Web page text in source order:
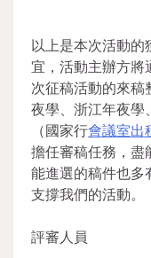
以上是本次活動
宜，活動主辦方將
次征稿活動的來稿
夜學、浙江年夜學
（國家行會議室出
擔任審稿任務，盡
能進選的稿件也多
支撐我們的活動。
評審人員